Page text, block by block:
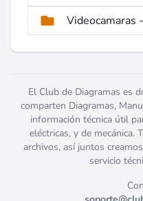
Videocamaras
El Club de Diagramas es
comparten Diagramas,
información técnica útil
eléctricas, y de mecánica.
archivos, así juntos
servicio